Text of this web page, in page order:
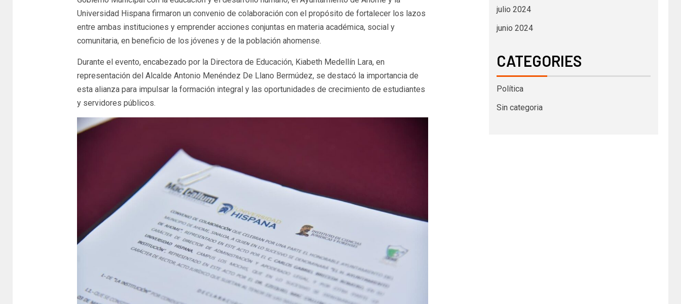
Universidad Hispana firmaron un convenio de colaboración con el propósito de fortalecer los lazos
entre ambas instituciones y emprender acciones conjuntas en materia académica, social y
comunitaria, en beneficio de los jóvenes y de la población ahomense.
Durante el evento, encabezado por la Directora de Educación, Kiabeth Medellín Lara, en
representación del Alcalde Antonio Menéndez De Llano Bermúdez, se destacó la importancia de
esta alianza para impulsar la formación integral y las oportunidades de crecimiento de estudiantes
y servidores públicos.
julio 2024
junio 2024
CATEGORIES
Política
Sin categoria